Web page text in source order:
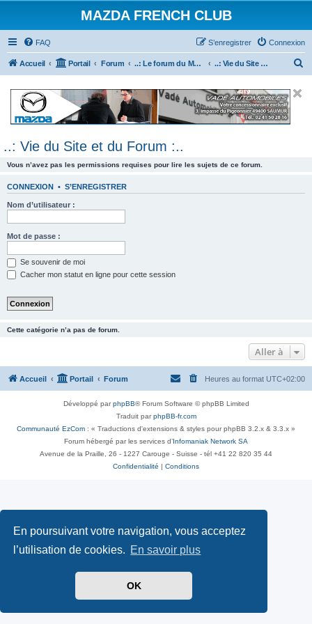
En poursuivant votre navigation, vous acceptez
l’utilisation de cookies. En savoir plus
OK
MAZDA FRENCH CLUB
FAQ Connexion
S’enregistrer
Accueil Portail Forum ..: Le forum du Mazda French Club :.. ..: Vie du Site et du Forum :..
e
..: Vie du Site et du Forum :..
Vous n’avez pas les permissions requises pour lire les sujets de ce forum.
CONNEXION • S’ENREGISTRER
Nom d’utilisateur :
Mot de passe :
Se souvenir de moi
Cacher mon statut en ligne pour cette session
Cette catégorie n’a pas de forum.
Aller à
Accueil Portail Forum Heures au format UTC+02:00
Développé parphpBB® Forum Software © phpBB Limited
Traduit parphpBB-fr.com
Communauté EzCom : « Traductions d'extensions & styles pour phpBB 3.2.x & 3.3.x »
Forum hébergé par les services d’ Infomaniak Network SA
Avenue de la Praille, 26 - 1227 Carouge - Suisse - tél +41 22 820 35 44
Confidentialité
Conditions